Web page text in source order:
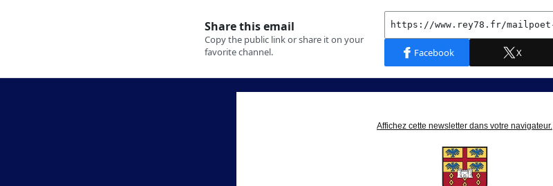
Affichez cette newsletter dans votre navigateur.